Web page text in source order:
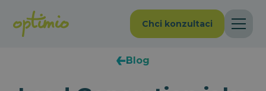
Chci konzultaci
Blog